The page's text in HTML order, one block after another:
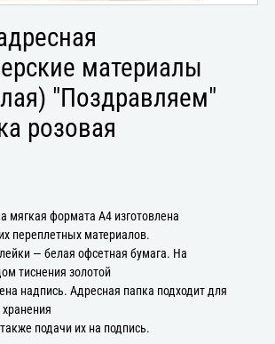
материалы
"Поздравляем"
розовая
мягкая формата А4 изготовлена
переплетных материалов.
— белая офсетная бумага. На
тиснения золотой
надпись. Адресная папка подходит для
подачи их на подпись.